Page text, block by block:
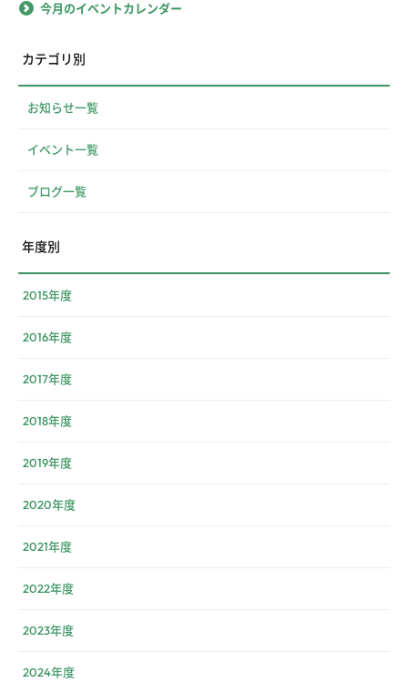
今月のイベントカレンダー
カテゴリ別
お知らせ一覧
イベント一覧
ブログ一覧
年度別
2015年度
2016年度
2017年度
2018年度
2019年度
2020年度
2021年度
2022年度
2023年度
2024年度